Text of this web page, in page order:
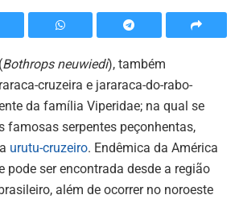
Bothrops neuwiedi), também
cruzeira e jararaca-do-rabo-
da família Viperidae; na qual se
famosas serpentes peçonhentas,
urutu-cruzeiro. Endêmica da América
pode ser encontrada desde a região
além de ocorrer no noroeste